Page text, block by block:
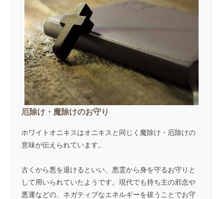
厄除け・魔除けのお守り
ホワイトオニキスはオニキスと同じく魔除け・厄除けの
意味が伝えられています。
古くから悪を退けるといい、悪霊から身を守るお守りと
して用いられていたようです。現代でも持ち主の邪念や
悪運などの、ネガティブなエネルギーを祓うことでお守